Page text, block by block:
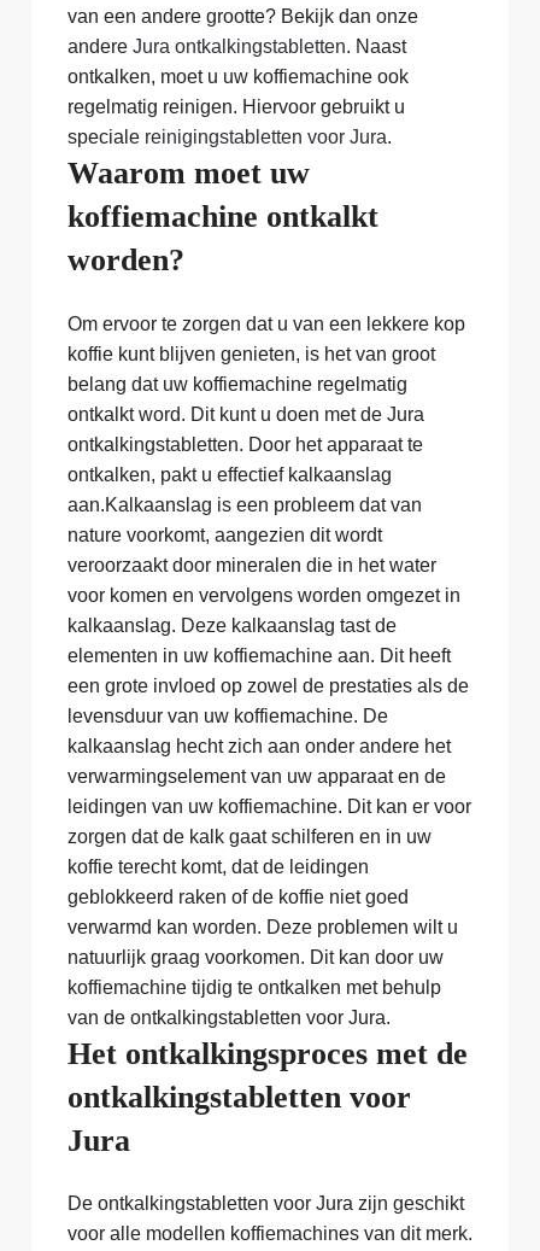
van een andere grootte? Bekijk dan onze
andere Jura ontkalkingstabletten. Naast
ontkalken, moet u uw koffiemachine ook
regelmatig reinigen. Hiervoor gebruikt u
speciale reinigingstabletten voor Jura.
Waarom moet uw
koffiemachine ontkalkt
worden?
Om ervoor te zorgen dat u van een lekkere kop
koffie kunt blijven genieten, is het van groot
belang dat uw koffiemachine regelmatig
ontkalkt word. Dit kunt u doen met de Jura
ontkalkingstabletten. Door het apparaat te
ontkalken, pakt u effectief kalkaanslag
aan.Kalkaanslag is een probleem dat van
nature voorkomt, aangezien dit wordt
veroorzaakt door mineralen die in het water
voor komen en vervolgens worden omgezet in
kalkaanslag. Deze kalkaanslag tast de
elementen in uw koffiemachine aan. Dit heeft
een grote invloed op zowel de prestaties als de
levensduur van uw koffiemachine. De
kalkaanslag hecht zich aan onder andere het
verwarmingselement van uw apparaat en de
leidingen van uw koffiemachine. Dit kan er voor
zorgen dat de kalk gaat schilferen en in uw
koffie terecht komt, dat de leidingen
geblokkeerd raken of de koffie niet goed
verwarmd kan worden. Deze problemen wilt u
natuurlijk graag voorkomen. Dit kan door uw
koffiemachine tijdig te ontkalken met behulp
van de ontkalkingstabletten voor Jura.
Het ontkalkingsproces met de
ontkalkingstabletten voor
Jura
De ontkalkingstabletten voor Jura zijn geschikt
voor alle modellen koffiemachines van dit merk.